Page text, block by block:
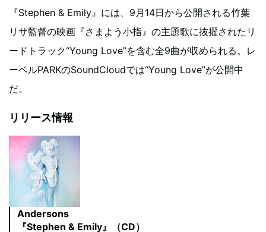
『Stephen & Emily』には、9月14日から公開される竹葉
リサ監督の映画『さまよう小指』の主題歌に抜擢されたリ
ードトラック“Young Love”を含む全9曲が収められる。レ
ーベルPARKのSoundCloudでは“Young Love”が公開中
だ。
リリース情報
Andersons
『Stephen & Emily』（CD）